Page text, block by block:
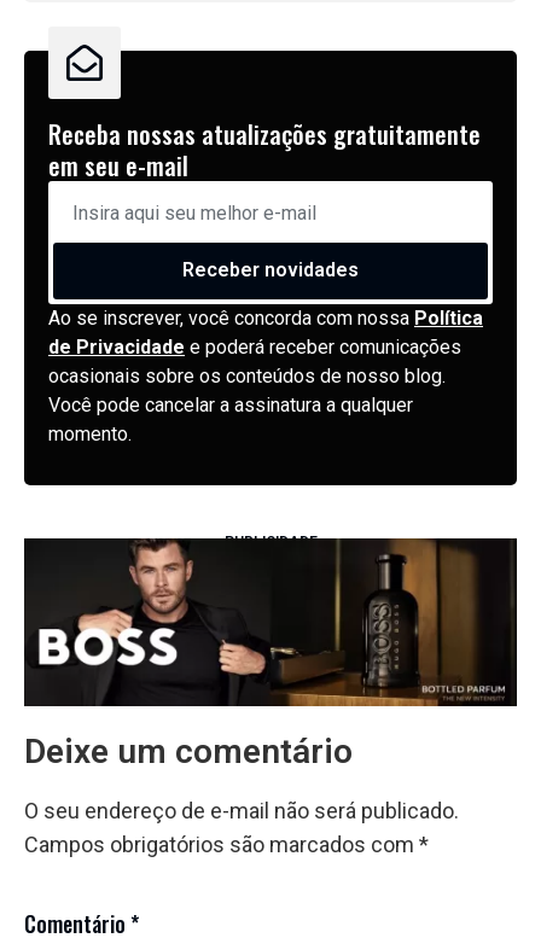
Receba nossas atualizações gratuitamente
em seu e-mail
Receber novidades
Ao se inscrever, você concorda com nossa Política
de Privacidade e poderá receber comunicações
ocasionais sobre os conteúdos de nosso blog.
Você pode cancelar a assinatura a qualquer
momento.
PUBLICIDADE
Deixe um comentário
O seu endereço de e-mail não será publicado.
Campos obrigatórios são marcados com *
Comentário*